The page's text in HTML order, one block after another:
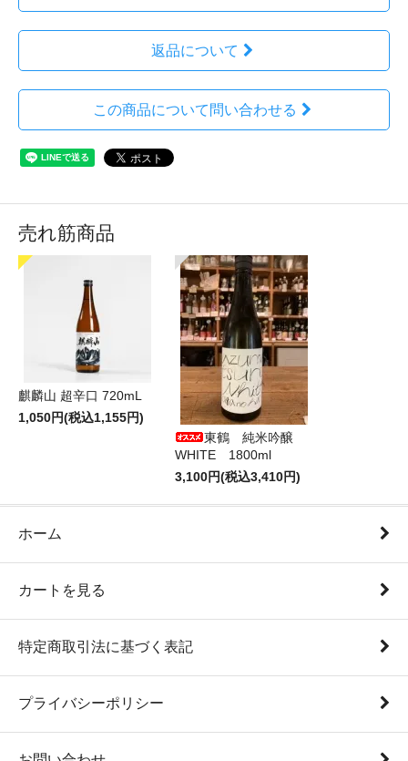
返品について
この商品について問い合わせる
売れ筋商品
麒麟山 超辛口 720mL
1,050円(税込1,155円)
東鶴 純米吟醸
WHITE 1800ml
3,100円(税込3,410円)
ホーム
カートを見る
特定商取引法に基づく表記
プライバシーポリシー